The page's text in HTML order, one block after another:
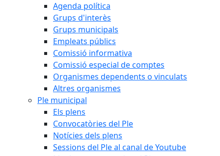
Agenda política
Grups d'interès
Grups municipals
Empleats públics
Comissió informativa
Comissió especial de comptes
Organismes dependents o vinculats
Altres organismes
Ple municipal
Els plens
Convocatòries del Ple
Notícies dels plens
Sessions del Ple al canal de Youtube